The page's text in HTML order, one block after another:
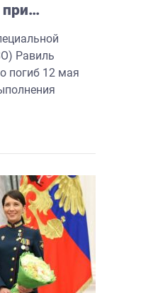
Равиль
погиб 12 мая